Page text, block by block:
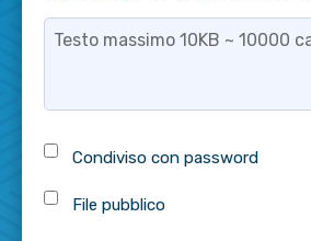
Condiviso con password
File pubblico